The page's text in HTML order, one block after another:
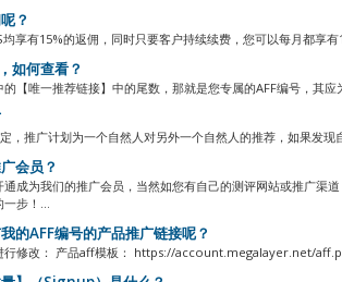
？
享有15%的返佣，同时只要客户持续续费，您可以每月都享
如何查看？
【唯一推荐链接】中的尾数，那就是您专属的AFF编号，其
，推广计划为一个自然人对另外一个自然人的推荐，如果发
会员？
成为我们的推广会员，当然如您有自己的测评网站或推广渠
一步！...
的AFF编号的产品推广链接呢？
行修改： 产品aff模板： https://account.megalayer.net/